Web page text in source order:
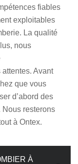
fiables
exploitables
La qualité
nous
Avant
que vous
d’abord des
Nous resterons
à Ontex.
À